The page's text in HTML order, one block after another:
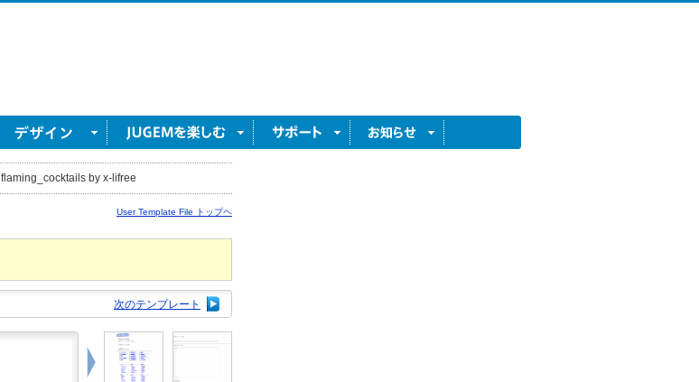
flaming_cocktails by x-lifree
User Template File トップヘ
次のテンプレート